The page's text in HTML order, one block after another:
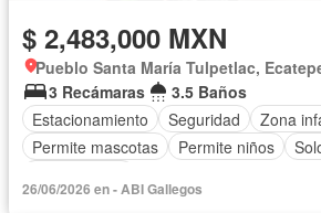
$ 2,483,000 MXN
Pueblo Santa María Tulpetlac,
3 Recámaras
3.5 Baños
Estacionamiento
Seguridad Zona
Permite mascotas
Permite niños
26/06/2026 en - ABI Gallegos